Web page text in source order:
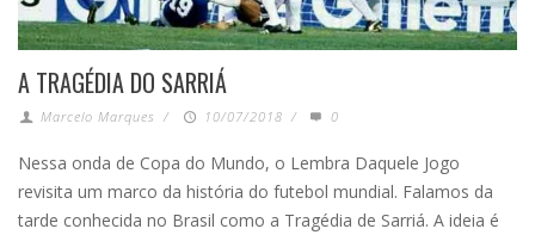
A TRAGÉDIA DO SARRIÁ
Marcelo Marques / 10/07/2018 / 0
Nessa onda de Copa do Mundo, o Lembra Daquele Jogo
revisita um marco da história do futebol mundial. Falamos da
tarde conhecida no Brasil como a Tragédia de Sarriá. A ideia é